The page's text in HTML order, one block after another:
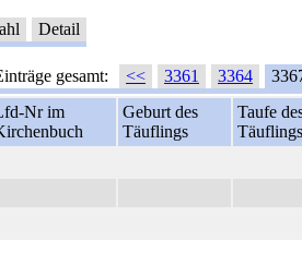
Detail
gesamt: << 3361 3364
Nr im
Geburt des
Täuflings
Taufe
Täuflings